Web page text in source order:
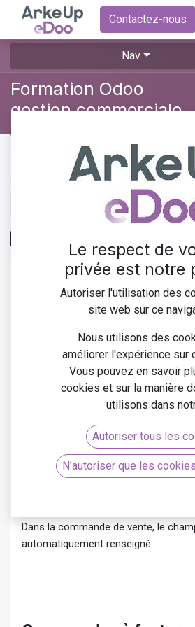
Contactez-nous
Nav
Formation Odoo
gestion commerciale
Contenu du cours
Commande à facturer
​Si la politique de facturation définie
sur les quantités commandées,
facturer dès que la vente est
facturation définie dans la fiche
quantités livrées, alors vous pouvez
livraison est validée. Dans la
sur “Créer une facture”: une facture
Dans la commande de vente, le
automatiquement renseigné :
Le respect de
privée est notre
Autoriser l'utilisation des
site web sur ce
Nous utilisons des
améliorer l'expérience sur
Vous pouvez en savoir
cookies et sur la manière
utilisons dans
Autoriser tous les
N'autoriser que les